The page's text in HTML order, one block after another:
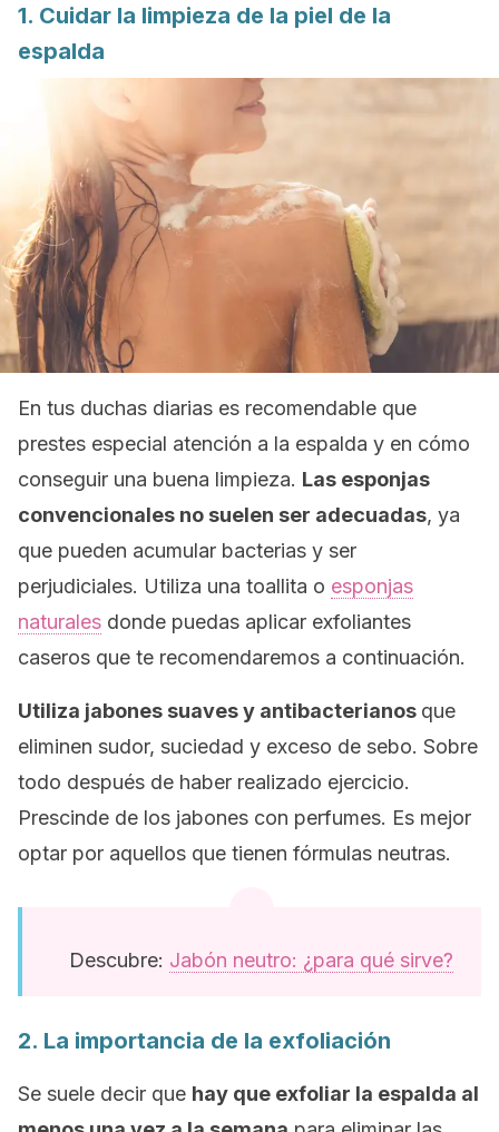
1. Cuidar la limpieza de la piel de la
espalda
En tus duchas diarias es recomendable que
prestes especial atención a la espalda y en cómo
conseguir una buena limpieza. Las esponjas
convencionales no suelen ser adecuadas, ya
que pueden acumular bacterias y ser
perjudiciales. Utiliza una toallita o esponjas
naturales donde puedas aplicar exfoliantes
caseros que te recomendaremos a continuación.
Utiliza jabones suaves y antibacterianos que
eliminen sudor, suciedad y exceso de sebo. Sobre
todo después de haber realizado ejercicio.
Prescinde de los jabones con perfumes. Es mejor
optar por aquellos que tienen fórmulas neutras.
Descubre: Jabón neutro: ¿para qué sirve?
2. La importancia de la exfoliación
Se suele decir que hay que exfoliar la espalda al